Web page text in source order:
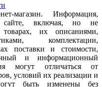
магазин. Информация,
сайте, включая, но не
их описаниями,
комплектации,
поставки и стоимости,
и информационный
могут отличаться от
условий их реализации и
быть изменены без